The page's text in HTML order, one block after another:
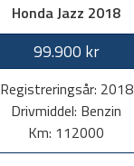
Honda Jazz 2018
99.900 kr
Registreringsår: 2018
Drivmiddel: Benzin
Km: 112000